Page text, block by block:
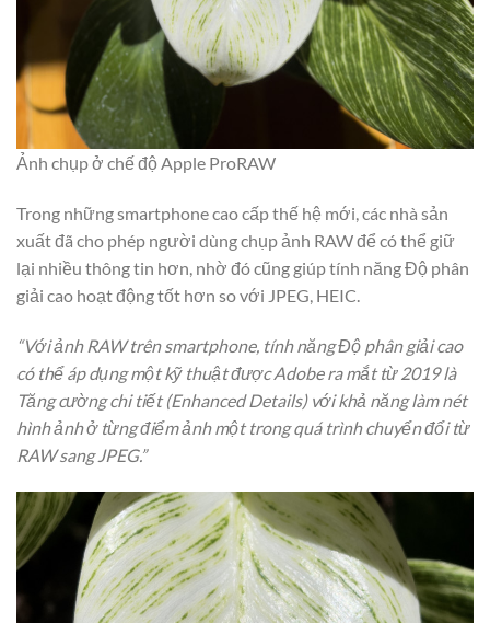
Ảnh chụp ở chế độ Apple ProRAW
Trong những smartphone cao cấp thế hệ mới, các nhà sản
xuất đã cho phép người dùng chụp ảnh RAW để có thể giữ
lại nhiều thông tin hơn, nhờ đó cũng giúp tính năng Độ phân
giải cao hoạt động tốt hơn so với JPEG, HEIC.
“Với ảnh RAW trên smartphone, tính năng Độ phân giải cao
có thể áp dụng một kỹ thuật được Adobe ra mắt từ 2019 là
Tăng cường chi tiết (Enhanced Details) với khả năng làm nét
hình ảnh ở từng điểm ảnh một trong quá trình chuyển đổi từ
RAW sang JPEG.”